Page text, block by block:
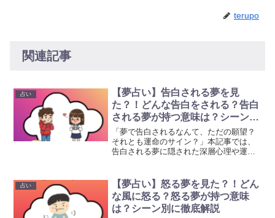
terupo
関連記事
占い
【夢占い】告白される夢を見
た？！どんな告白をされる？告白
される夢が持つ意味は？シーン別
に徹底解説
「夢で告白されるなんて、ただの願望？
それとも運命のサイン？」本記事では、
告白される夢に隠された深層心理や運気
ぜひ参考にして頂ければ幸いです。
占い
【夢占い】怒る夢を見た？！どん
な風に怒る？怒る夢が持つ意味
は？シーン別に徹底解説